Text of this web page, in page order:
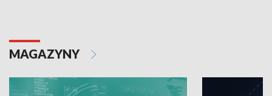
MAGAZYNY